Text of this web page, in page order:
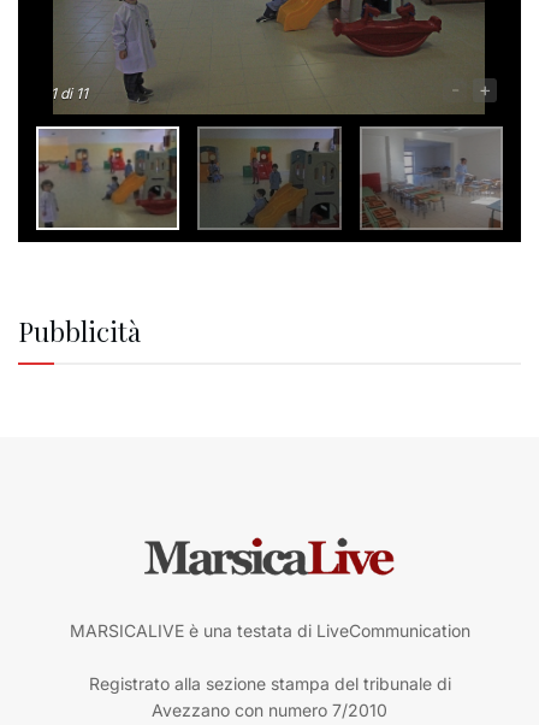
1di 11 - +
Pubblicità
MARSICALIVE è una testata di LiveCommunication
Registrato alla sezione stampa del tribunale di
Avezzano con numero 7/2010